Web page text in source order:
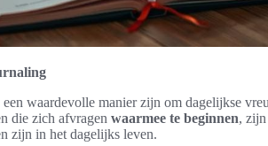
waardevolle manier zijn om dagelijkse
die zich afvragen waarmee te beginnen,
zijn in het dagelijks leven.